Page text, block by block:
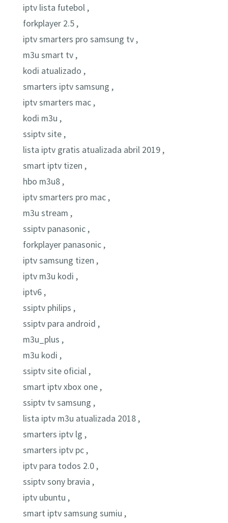
iptv lista futebol ,
forkplayer 2.5 ,
iptv smarters pro samsung tv ,
m3u smart tv ,
kodi atualizado ,
smarters iptv samsung ,
iptv smarters mac ,
kodi m3u ,
ssiptv site ,
lista iptv gratis atualizada abril 2019 ,
smart iptv tizen ,
hbo m3u8 ,
iptv smarters pro mac ,
m3u stream ,
ssiptv panasonic ,
forkplayer panasonic ,
iptv samsung tizen ,
iptv m3u kodi ,
iptv6 ,
ssiptv philips ,
ssiptv para android ,
m3u_plus ,
m3u kodi ,
ssiptv site oficial ,
smart iptv xbox one ,
ssiptv tv samsung ,
lista iptv m3u atualizada 2018 ,
smarters iptv lg ,
smarters iptv pc ,
iptv para todos 2.0 ,
ssiptv sony bravia ,
iptv ubuntu ,
smart iptv samsung sumiu ,